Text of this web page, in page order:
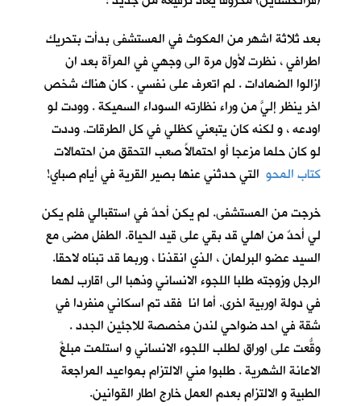
بعد ثلاثة اشهر من المكوث في المستشفى بدأت بتحريك
اطرافي ، نظرت لأول مرة الى وجهي في المرآة بعد ان
ازالوا الضمادات . لم اتعرف على نفسي . كان هناك شخص
اخر ينظر إليَّ من وراء نظارته السوداء السميكة . وودت لو
اودعه ، و لكنه كان يتبعني كظلي في كل الطرقات. وددت
لو كان حلما مزعجا أو احتمالاً صعب التحقق من احتمالات
كتاب المحو التي حدثني عنها بصير القرية في أيام صباي!
خرجت من المستشفى. لم يكن أحدٌ في استقبالي فلم يكن
لي أحدٌ من اهلي قد بقي على قيد الحياة. الطفل مضى مع
السيد عضو البرلمان ، الذي انقذنا ، وربما قد تبناه لاحقا.
الرجل وزوجته طلبا اللجوء الانساني وذهبا الى اقارب لهما
في دولة اوربية اخرى. أما انا فقد تم اسكاني منفردا في
شقة في احد ضواحي لندن مخصصة للاجئين الجدد .
وقّعتُ على اوراق لطلب اللجوء الانساني و استلمت مبلغَ
الاعانة الشهرية . طلبوا مني الالتزام بمواعيد المراجعة
الطبية و الالتزام بعدم العمل خارج اطار القوانين.